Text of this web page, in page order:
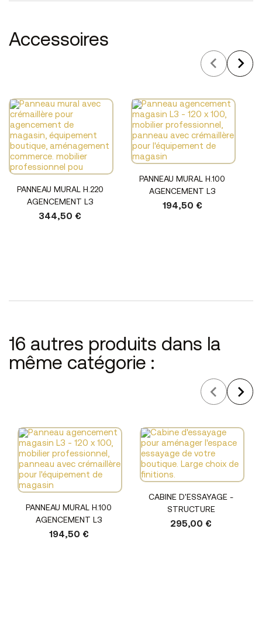
Accessoires
PANNEAU MURAL H.220
AGENCEMENT L3
344,50 €
PANNEAU MURAL H.100
AGENCEMENT L3
194,50 €
16 autres produits dans la
même catégorie :
PANNEAU MURAL H.100
AGENCEMENT L3
194,50 €
CABINE D'ESSAYAGE -
STRUCTURE
295,00 €